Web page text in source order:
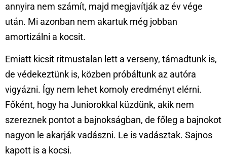
annyira nem számít, majd megjavítják az év vége
után. Mi azonban nem akartuk még jobban
amortizálni a kocsit.
Emiatt kicsit ritmustalan lett a verseny, támadtunk is,
de védekeztünk is, közben próbáltunk az autóra
vigyázni. Így nem lehet komoly eredményt elérni.
Főként, hogy ha Juniorokkal küzdünk, akik nem
szereznek pontot a bajnokságban, de főleg a bajnokot
nagyon le akarják vadászni. Le is vadásztak. Sajnos
kapott is a kocsi.